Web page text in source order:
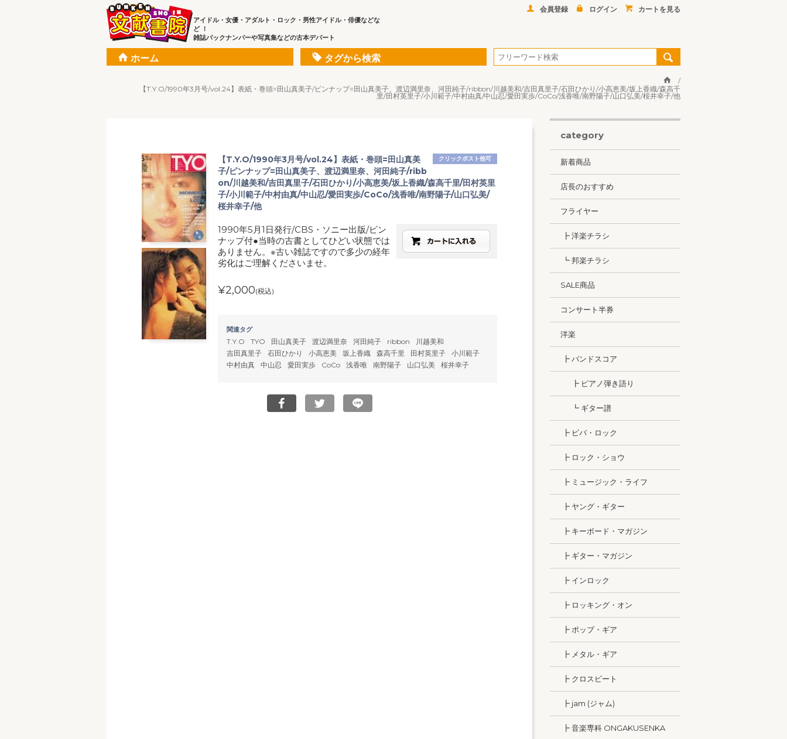
アイドル・女優・アダルト・ロック・男性アイドル・俳優などな
ど ！
雑誌バックナンバーや写真集などの古本デパート
会員登録 ログイン カートを見る
ホーム タグから検索
【T.Y.O/1990年3月号/vol.24】表紙・巻頭=田山真美子/ピンナップ=田山真美子、渡辺満里奈、河田純子/ribbon/川越美和/吉田真里子/石田ひかり/小高恵美/坂上香織/森高千
里/田村英里子/小川範子/中村由真/中山忍/愛田実歩/CoCo/浅香唯/南野陽子/山口弘美/桜井幸子/他
クリックポスト他可
【T.Y.O/1990年3月号/vol.24】表紙・巻頭=田山真美
子/ピンナップ=田山真美子、渡辺満里奈、河田純子/ribb
on/川越美和/吉田真里子/石田ひかり/小高恵美/坂上香織/森高千里/田村英里
子/小川範子/中村由真/中山忍/愛田実歩/CoCo/浅香唯/南野陽子/山口弘美/
桜井幸子/他
1990年5月1日発行/CBS・ソニー出版/ピン
ナップ付●当時の古書としてひどい状態では
ありません。※古い雑誌ですので多少の経年
劣化はご理解くださいませ。
¥2,000(税込)
関連タグ
T.Y.O TYO 田山真美子 渡辺満里奈 河田純子 ribbon
川越美和
吉田真里子
石田ひかり 小高恵美 坂上香織 森高千里 田村英里子
小川範子
中村由真
中山忍 愛田実歩 CoCo 浅香唯 南野陽子 山口弘美 桜井幸子
category
新着商品
店長のおすすめ
フライヤー
┣ 洋楽チラシ
┗ 邦楽チラシ
SALE商品
コンサート半券
洋楽
┣ バンドスコア
┣ ピアノ弾き語り
┗ ギター譜
┣ ビバ・ロック
┣ ロック・ショウ
┣ ミュージック・ライフ
┣ ヤング・ギター
┣ キーボード・マガジン
┣ ギター・マガジン
┣ インロック
┣ ロッキング・オン
┣ ポップ・ギア
┣ メタル・ギア
┣ クロスビート
┣ jam (ジャム)
┣ 音楽専科 ONGAKUSENKA